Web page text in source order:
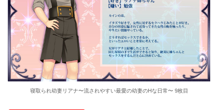
寝取られ幼妻リアナ〜流されやすい最愛の幼妻のHな日常〜 9枚目